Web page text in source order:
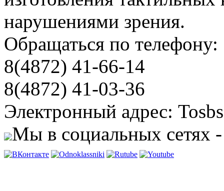
нарушениями зрения.
Обращаться по телефону:
8(4872) 41-66-14
8(4872) 41-03-36
Электронный адрес:
Мы в социальных сетях